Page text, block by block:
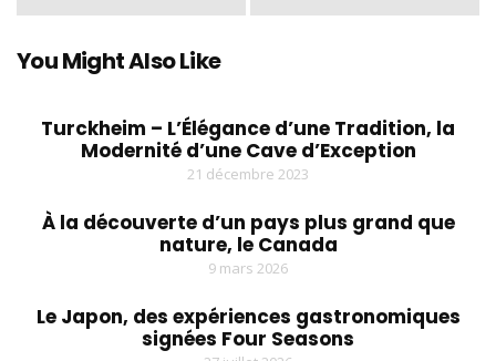
You Might Also Like
Turckheim – L’Élégance d’une Tradition, la
Modernité d’une Cave d’Exception
21 décembre 2023
À la découverte d’un pays plus grand que
nature, le Canada
9 mars 2026
Le Japon, des expériences gastronomiques
signées Four Seasons